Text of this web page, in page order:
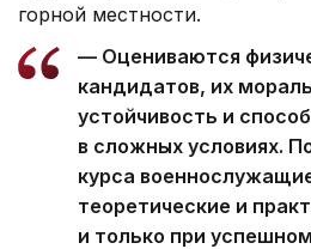
горной местности.
— Оцениваются
кандидатов, их
устойчивость и
в сложных условиях.
курса
теоретические и
и только при